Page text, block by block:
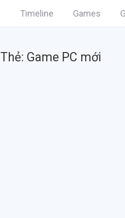
Timeline Games
Thẻ: Game PC mới